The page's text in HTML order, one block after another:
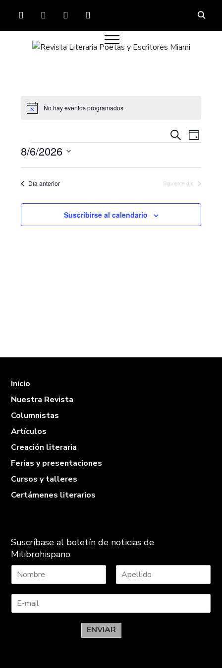
FACEBOOKTWITTERINSTAGRAMYOUTUBE
Aviso No hay eventos programados.
y
vistas
Buscar
de
de
Día
Eventos
8/6/2026
Seleccionar
fecha.Día anterior Siguiente día
Suscribirse al calendario
Inicio
Nuestra Revista
Columnistas
Artículos
Creación literaria
Ferias y presentaciones
Cursos y talleres
Certámenes literarios
Suscríbase al boletín de noticias de
Milibrohispano
o
b
p
l
d
ENVIAR